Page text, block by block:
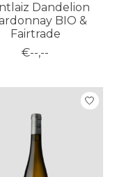
Dandelion
BIO &
Fairtrade
€--,--